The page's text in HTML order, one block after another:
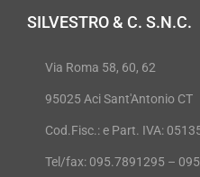
SILVESTRO & C. S.N.C.
Via Roma 58, 60, 62
95025 Aci Sant'Antonio CT
Cod.Fisc.: e Part. IVA:
Tel/fax: 095.7891295 –